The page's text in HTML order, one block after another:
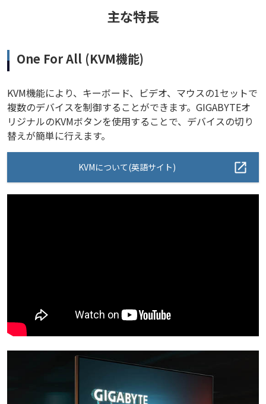
主な特長
One For All (KVM機能)
KVM機能により、キーボード、ビデオ、マウスの1セットで
複数のデバイスを制御することができます。GIGABYTEオ
リジナルのKVMボタンを使用することで、デバイスの切り
替えが簡単に行えます。
KVMについて(英語サイト)